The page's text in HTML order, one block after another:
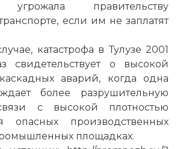
угрожала правительству
если им не заплатят
катастрофа в Тулузе 2001
свидетельствует о высокой
аварий, когда одна
более разрушительную
с высокой плотностью
опасных производственных
площадках.
ущерба — 3 млрд евро.